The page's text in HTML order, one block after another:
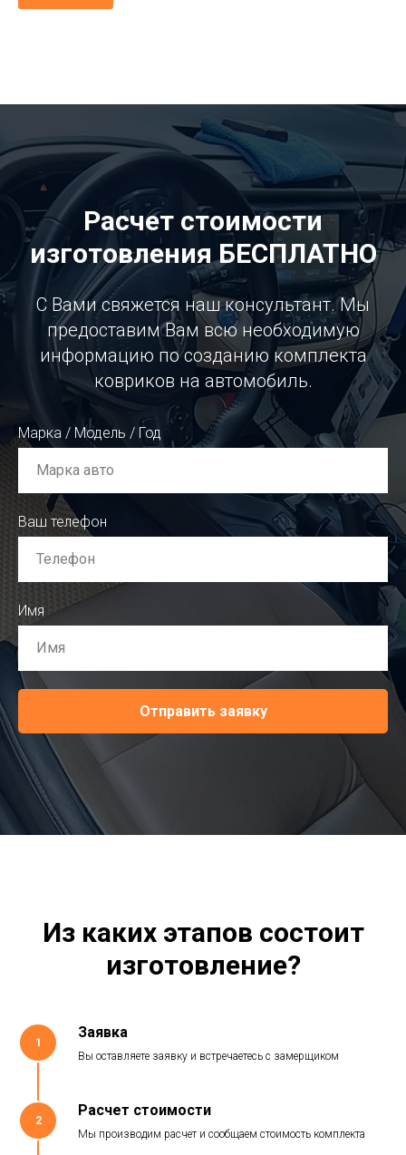
Расчет стоимости
изготовления БЕСПЛАТНО
С Вами свяжется наш консультант. Мы
предоставим Вам всю необходимую
информацию по созданию комплекта
ковриков на автомобиль.
Марка / Модель / Год
Ваш телефон
Имя
Отправить заявку
Из каких этапов состоит
изготовление?
1
Заявка
Вы оставляете заявку и встречаетесь с замерщиком
2
Расчет стоимости
Мы производим расчет и сообщаем стоимость комплекта